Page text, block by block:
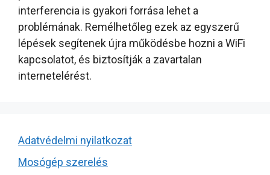
interferencia is gyakori forrása lehet a
problémának. Remélhetőleg ezek az egyszerű
lépések segítenek újra működésbe hozni a WiFi
kapcsolatot, és biztosítják a zavartalan
internetelérést.
Adatvédelmi nyilatkozat
Mosógép szerelés